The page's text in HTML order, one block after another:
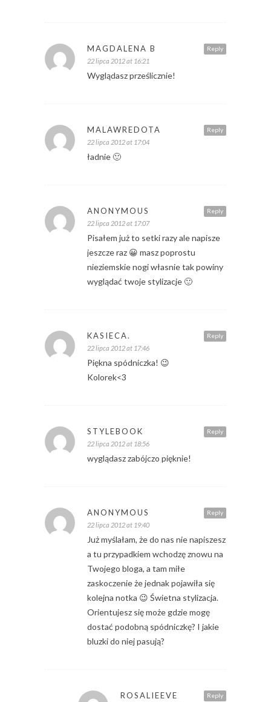
Reply
MAGDALENA B
22 lipca 2012 at 16:21
Wyglądasz prześlicznie!
Reply
MALAWREDOTA
22 lipca 2012 at 17:04
ładnie 🙂
Reply
ANONYMOUS
22 lipca 2012 at 17:07
Pisałem już to setki razy ale napisze
jeszcze raz 😀 masz poprostu
nieziemskie nogi własnie tak powiny
wyglądać twoje stylizacje 🙂
Reply
KASIECA.
22 lipca 2012 at 17:46
Piękna spódniczka! 😉
Kolorek<3
Reply
STYLEBOOK
22 lipca 2012 at 18:56
wyglądasz zabójczo pięknie!
Reply
ANONYMOUS
22 lipca 2012 at 19:40
Już myślałam, że do nas nie napiszesz
a tu przypadkiem wchodzę znowu na
Twojego bloga, a tam miłe
zaskoczenie że jednak pojawiła się
kolejna notka 😉 Świetna stylizacja.
Orientujesz się może gdzie mogę
dostać podobną spódniczkę? I jakie
bluzki do niej pasują?
Reply
ROSALIEEVE